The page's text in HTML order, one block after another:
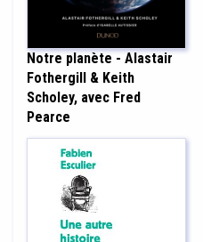
Notre planète - Alastair
Fothergill & Keith
Scholey, avec Fred
Pearce